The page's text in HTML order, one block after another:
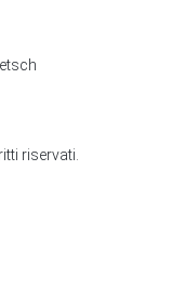
riservati.